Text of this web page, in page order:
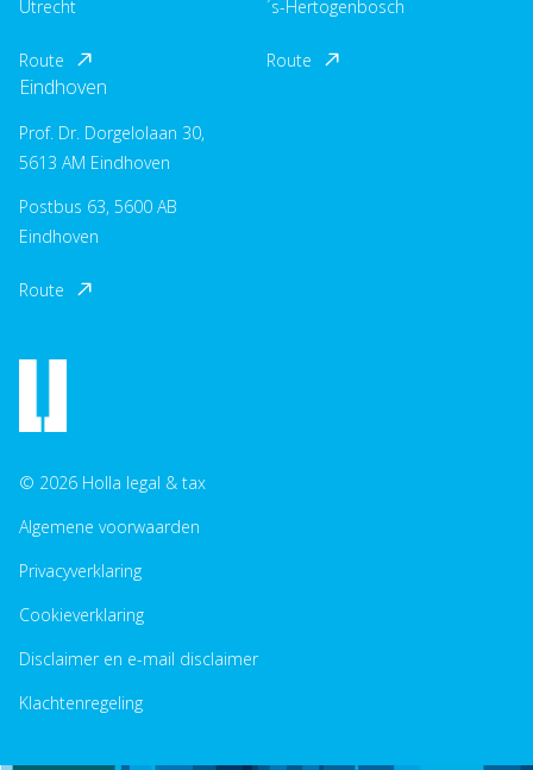
Utrecht
Route
´s-Hertogenbosch
Route
Eindhoven
Prof. Dr. Dorgelolaan 30,
5613 AM Eindhoven
Postbus 63, 5600 AB
Eindhoven
Route
© 2026 Holla legal & tax
Algemene voorwaarden
Privacyverklaring
Cookieverklaring
Disclaimer en e-mail disclaimer
Klachtenregeling